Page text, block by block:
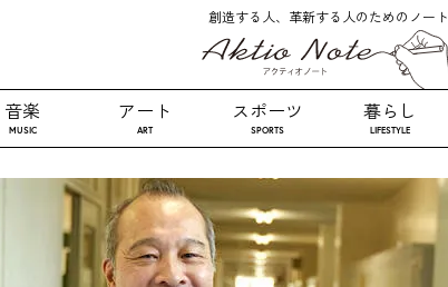
創造する人、革新する人のためのノート
音楽
MUSIC
アート
ART
スポーツ
SPORTS
暮らし
LIFESTYLE